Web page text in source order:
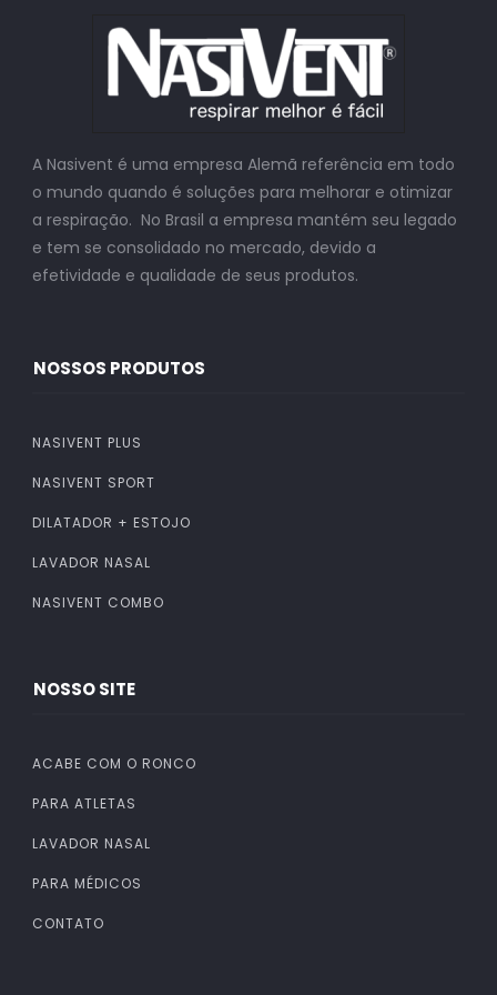
A Nasivent é uma empresa Alemã referência em todo
o mundo quando é soluções para melhorar e otimizar
a respiração. No Brasil a empresa mantém seu legado
e tem se consolidado no mercado, devido a
efetividade e qualidade de seus produtos.
NOSSOS PRODUTOS
NASIVENT PLUS
NASIVENT SPORT
DILATADOR + ESTOJO
LAVADOR NASAL
NASIVENT COMBO
NOSSO SITE
ACABE COM O RONCO
PARA ATLETAS
LAVADOR NASAL
PARA MÉDICOS
CONTATO